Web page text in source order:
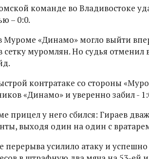
команде во Владивостоке
– 0:0.
Муроме «Динамо» могло выйти
сетку муромлян. Но судья отменил
контратаке со стороны
«Динамо» и уверенно забил -
прицел у него сбился: Гираев
выходя один на один с
перерыва усилило атаку и успешно